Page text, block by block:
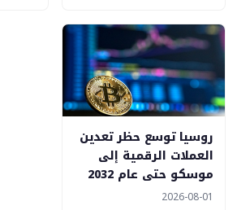
روسيا توسع حظر تعدين
العملات الرقمية إلى
موسكو حتى عام 2032
2026-08-01